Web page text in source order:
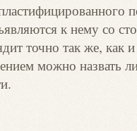
к нему со
точно так же, как
можно назвать